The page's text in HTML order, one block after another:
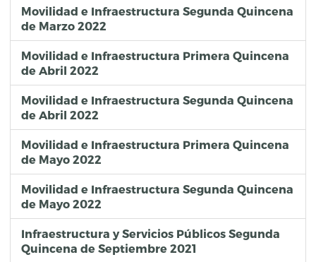
Movilidad e Infraestructura Segunda Quincena
de Marzo 2022
Movilidad e Infraestructura Primera Quincena
de Abril 2022
Movilidad e Infraestructura Segunda Quincena
de Abril 2022
Movilidad e Infraestructura Primera Quincena
de Mayo 2022
Movilidad e Infraestructura Segunda Quincena
de Mayo 2022
Infraestructura y Servicios Públicos Segunda
Quincena de Septiembre 2021